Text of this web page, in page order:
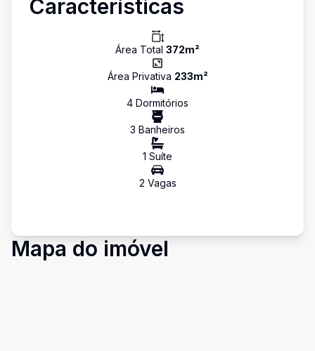
Características
Área Total 372m²
Área Privativa 233m²
4 Dormitórios
3 Banheiros
1 Suíte
2 Vagas
Mapa do imóvel